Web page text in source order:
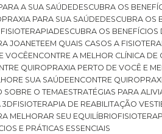
A SUA SAÚDE
DESCUBRA OS
PARA SUA SAÚDE
DESCUBRA
DESCUBRA OS
JOANETE EM QUAIS CASOS A
VOCÊ ENCONTRE A MELHOR CLÍNICA
QUIROPRAXIA PERTO DE VOCÊ E
SUA SAÚDE
ENCONTRE
SOBRE O TEMA ESTRATÉGIAS PARA
3D
FISIOTERAPIA DE REABILITAÇÃO
MELHORAR SEU EQUILÍBRIO
E PRÁTICAS ESSENCIAIS